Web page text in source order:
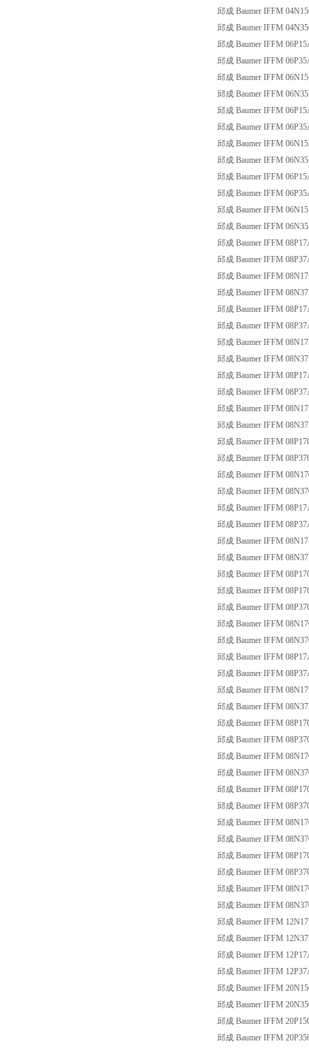
邱成 Baumer IFFM
邱成 Baumer IFFM
邱成 Baumer IFFM
邱成 Baumer IFFM
邱成 Baumer IFFM
邱成 Baumer IFFM
邱成 Baumer IFFM
邱成 Baumer IFFM
邱成 Baumer IFFM
邱成 Baumer IFFM
邱成 Baumer IFFM
邱成 Baumer IFFM
邱成 Baumer IFFM
邱成 Baumer IFFM
邱成 Baumer IFFM
邱成 Baumer IFFM
邱成 Baumer IFFM
邱成 Baumer IFFM
邱成 Baumer IFFM
邱成 Baumer IFFM
邱成 Baumer IFFM
邱成 Baumer IFFM
邱成 Baumer IFFM
邱成 Baumer IFFM
邱成 Baumer IFFM
邱成 Baumer IFFM
邱成 Baumer IFFM
邱成 Baumer IFFM
邱成 Baumer IFFM
邱成 Baumer IFFM
邱成 Baumer IFFM
邱成 Baumer IFFM
邱成 Baumer IFFM
邱成 Baumer IFFM
邱成 Baumer IFFM
邱成 Baumer IFFM
邱成 Baumer IFFM
邱成 Baumer IFFM
邱成 Baumer IFFM
邱成 Baumer IFFM
邱成 Baumer IFFM
邱成 Baumer IFFM
邱成 Baumer IFFM
邱成 Baumer IFFM
邱成 Baumer IFFM
邱成 Baumer IFFM
邱成 Baumer IFFM
邱成 Baumer IFFM
邱成 Baumer IFFM
邱成 Baumer IFFM
邱成 Baumer IFFM
邱成 Baumer IFFM
邱成 Baumer IFFM
邱成 Baumer IFFM
邱成 Baumer IFFM
邱成 Baumer IFFM
邱成 Baumer IFFM
邱成 Baumer IFFM
邱成 Baumer IFFM
邱成 Baumer IFFM
邱成 Baumer IFFM
邱成 Baumer IFFM
邱成 Baumer IFFM